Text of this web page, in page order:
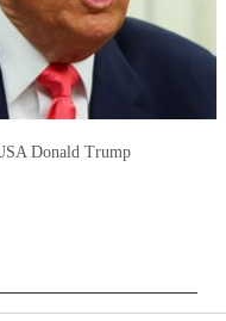
Donald Trump